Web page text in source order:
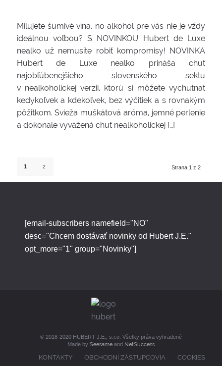
Milujete šumivé vína, no alkohol pre vás nie je vždy
ideálnou voľbou? S NOVINKOU Hubert de Luxe
nealko už nemusíte robiť kompromisy! NOVINKA
Hubert de Luxe nealko prináša chuť
najobľúbenejšieho slovenského sektu
v nealkoholickej verzii, ktorú si môžete vychutnať
kedykoľvek a kdekoľvek, bez výčitiek a s rovnakým
pôžitkom. Svieža muškátová aróma, jemné perlenie
a dokonale vyvážená chuť nealkoholickej […]
Strana 1 z 2
1 2
[email-subscribers namefield="NO"
desc="Chcem dostávať novinky od Hubert J.E."
opt_more="1" group="Novinky"]
© 2018-2020 HUBERT J.E., s.r.o. Všetky práva vyhradené
Made by Seesameand NetSuccess
KONTAKTY OBCHODNÍ ZÁSTUPCOVIA COOKIES